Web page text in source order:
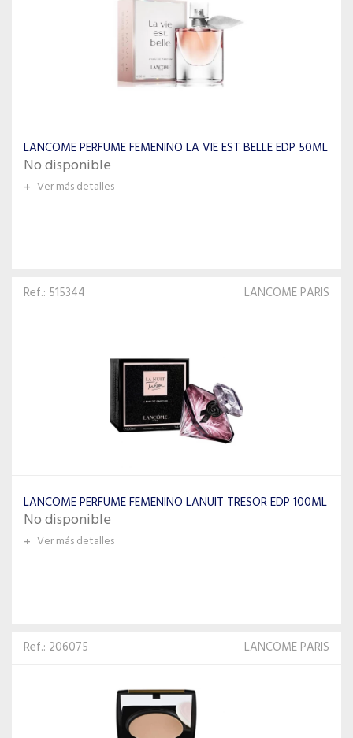
LANCOME PERFUME FEMENINO LA VIE EST BELLE EDP 50ML
No disponible
+ Ver más detalles
Ref.: 515344 LANCOME PARIS
LANCOME PERFUME FEMENINO LANUIT TRESOR EDP 100ML
No disponible
+ Ver más detalles
Ref.: 206075 LANCOME PARIS